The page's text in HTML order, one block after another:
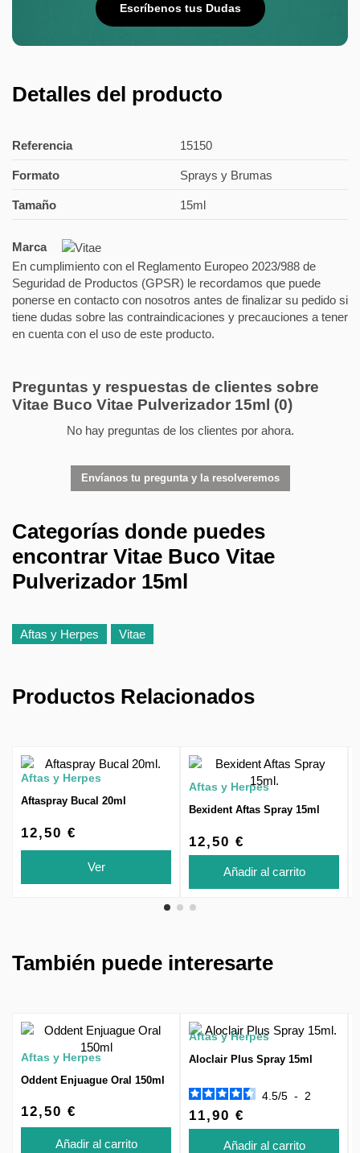
Escríbenos tus Dudas
Detalles del producto
Referencia 15150
Formato Sprays y Brumas
Tamaño 15ml
Marca
En cumplimiento con el Reglamento Europeo 2023/988 de
Seguridad de Productos (GPSR) le recordamos que puede
ponerse en contacto con nosotros antes de finalizar su pedido si
tiene dudas sobre las contraindicaciones y precauciones a tener
en cuenta con el uso de este producto.
Preguntas y respuestas de clientes sobre
Vitae Buco Vitae Pulverizador 15ml (0)
No hay preguntas de los clientes por ahora.
Envíanos tu pregunta y la resolveremos
Categorías donde puedes
encontrar Vitae Buco Vitae
Pulverizador 15ml
Aftas y Herpes Vitae
Productos Relacionados
Aftas y Herpes
Aftaspray Bucal 20ml
12,50 €
Ver
Aftas y Herpes
Bexident Aftas Spray 15ml
12,50 €
Añadir al carrito
También puede interesarte
Aftas y Herpes
Oddent Enjuague Oral 150ml
12,50 €
Añadir al carrito
Aftas y Herpes
Aloclair Plus Spray 15ml
4.5/5 - 2
11,90 €
Añadir al carrito